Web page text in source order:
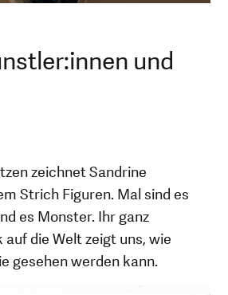
und
zeichnet Sandrine
Strich Figuren. Mal sind es
es Monster. Ihr ganz
die Welt zeigt uns, wie
gesehen werden kann.